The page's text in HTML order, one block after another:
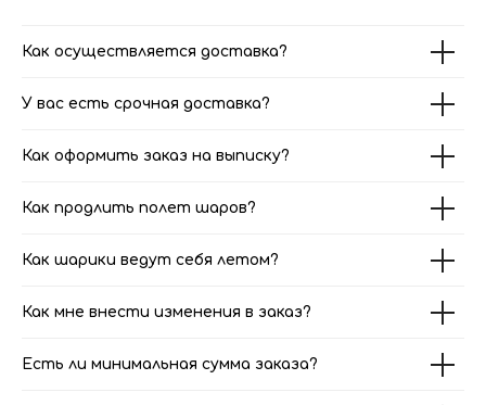
Как осуществляется доставка?
У вас есть срочная доставка?
Как оформить заказ на выписку?
Как продлить полет шаров?
Как шарики ведут себя летом?
Как мне внести изменения в заказ?
Есть ли минимальная сумма заказа?